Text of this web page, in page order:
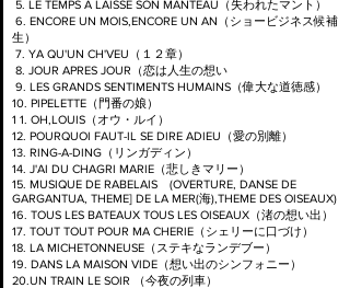
5. LE TEMPS A LAISSE SON MANTEAU（失われたマント）
6. ENCORE UN MOIS,ENCORE UN AN（ショービジネス候補
生）
7. YA QU'UN CH'VEU（１２章）
8. JOUR APRES JOUR（恋は人生の想い
9. LES GRANDS SENTIMENTS HUMAINS（偉大な道徳感）
10. PIPELETTE（門番の娘）
1 1. OH,LOUIS（オウ・ルイ）
12. POURQUOI FAUT-IL SE DIRE ADIEU（愛の別離）
13. RING-A-DING（リンガディン）
14. J'AI DU CHAGRI MARIE（悲しきマリー）
15. MUSIQUE DE RABELAIS (OVERTURE, DANSE DE
GARGANTUA, THEME] DE LA MER(海),THEME DES OISEAUX)
16. TOUS LES BATEAUX TOUS LES OISEAUX（渚の想い出）
17. TOUT TOUT POUR MA CHERIE（シェリーに口づけ）
18. LA MICHETONNEUSE（ステキなランデブー）
19. DANS LA MAISON VIDE（想い出のシンフォニー）
20.UN TRAIN LE SOIR （今夜の列車）